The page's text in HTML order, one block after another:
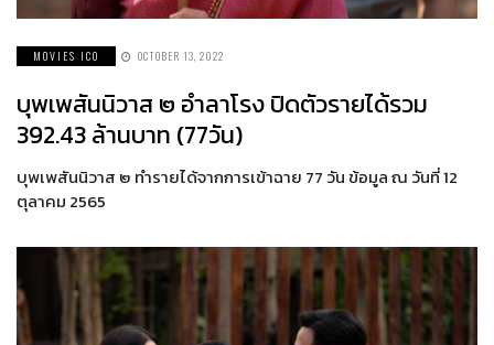
MOVIES ICO OCTOBER 13, 2022
บุพเพสันนิวาส ๒ อำลาโรง ปิดตัวรายได้รวม
392.43 ล้านบาท (77วัน)
บุพเพสันนิวาส ๒ ทำรายได้จากการเข้าฉาย 77 วัน ข้อมูล ณ วันที่ 12
ตุลาคม 2565